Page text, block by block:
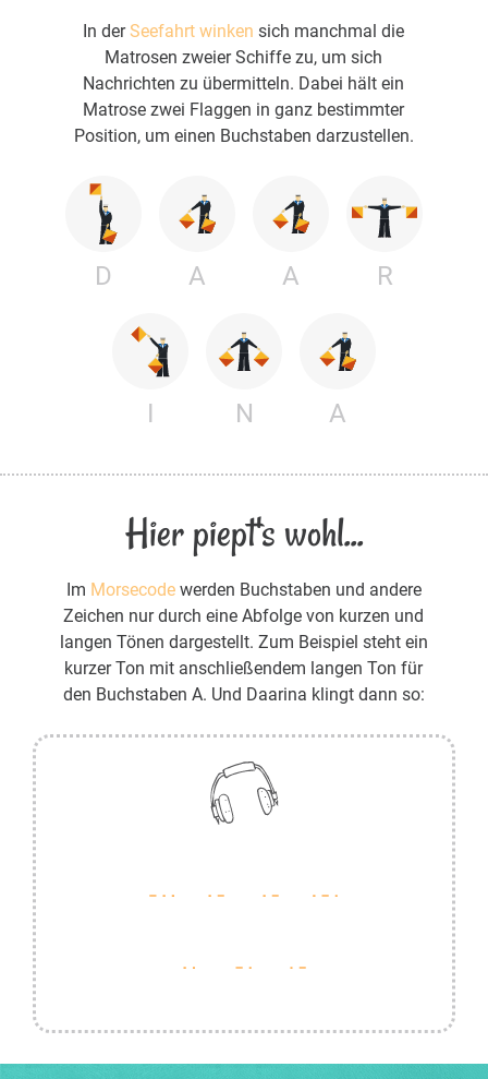
In derSeefahrt winken sich manchmal die
Matrosen zweier Schiffe zu, um sich
Nachrichten zu übermitteln. Dabei hält ein
Matrose zwei Flaggen in ganz bestimmter
Position, um einen Buchstaben darzustellen.
D A A R
I N A
Hier piept's wohl...
Im Morsecodewerden Buchstaben und andere
Zeichen nur durch eine Abfolge von kurzen und
langen Tönen dargestellt. Zum Beispiel steht ein
kurzer Ton mit anschließendem langen Ton für
den Buchstaben A. Und Daarina klingt dann so: